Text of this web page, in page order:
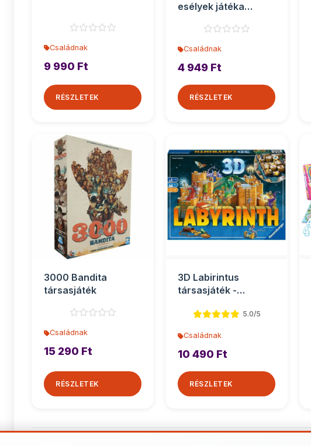
Családnak
9 990 Ft
RÉSZLETEK
esélyek játéka
Családnak
4 949 Ft
RÉSZLETEK
3000 Bandita
társasjáték
Családnak
15 290 Ft
RÉSZLETEK
3D Labirintus
társasjáték -
5.0/5
Családnak
10 490 Ft
RÉSZLETEK